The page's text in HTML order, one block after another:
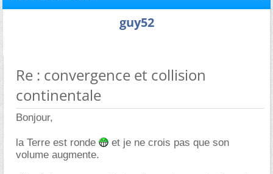
guy52
Re : convergence et collision
continentale
Bonjour,
la Terre est ronde
et je ne crois pas que son
volume augmente.